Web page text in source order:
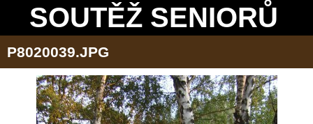
SOUTĚŽ SENIORŮ
P8020039.JPG